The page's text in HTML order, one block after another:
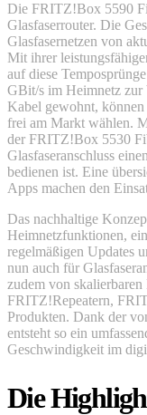
Die FRITZ!Box 5590
Glasfaserrouter. Die
Glasfasernetzen von
Mit ihrer
auf diese
GBit/s im Heimnetz zur
Kabel gewohnt,
frei am Markt wählen.
der FRITZ!Box 5530
Glasfaseranschluss
bedienen ist. Eine
Apps machen den
Das nachhaltige
Heimnetzfunktionen,
regelmäßigen Updates
nun auch für
zudem von
FRITZ!Repeatern,
Produkten. Dank der
entsteht so ein
Geschwindigkeit im
Die